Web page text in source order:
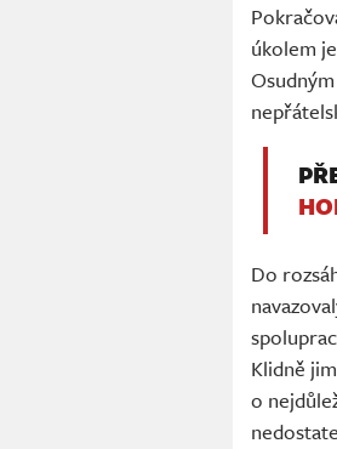
úkolem
Do
Klidně
o